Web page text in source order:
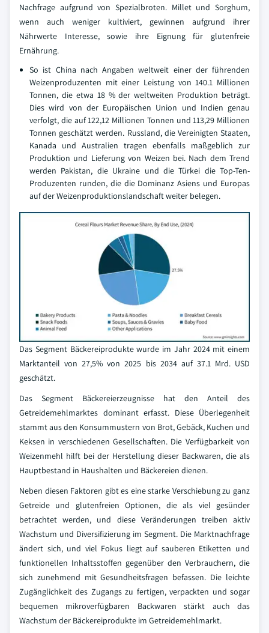
Nachfrage aufgrund von Spezialbroten. Millet und Sorghum,
wenn auch weniger kultiviert, gewinnen aufgrund ihrer
Nährwerte Interesse, sowie ihre Eignung für glutenfreie
Ernährung.
So ist China nach Angaben weltweit einer der führenden
Weizenproduzenten mit einer Leistung von 140.1 Millionen
Tonnen, die etwa 18 % der weltweiten Produktion beträgt.
Dies wird von der Europäischen Union und Indien genau
verfolgt, die auf 122,12 Millionen Tonnen und 113,29 Millionen
Tonnen geschätzt werden. Russland, die Vereinigten Staaten,
Kanada und Australien tragen ebenfalls maßgeblich zur
Produktion und Lieferung von Weizen bei. Nach dem Trend
werden Pakistan, die Ukraine und die Türkei die Top-Ten-
Produzenten runden, die die Dominanz Asiens und Europas
auf der Weizenproduktionslandschaft weiter belegen.
Das Segment Bäckereiprodukte wurde im Jahr 2024 mit einem
Marktanteil von 27,5% von 2025 bis 2034 auf 37.1 Mrd. USD
geschätzt.
Das Segment Bäckereierzeugnisse hat den Anteil des
Getreidemehlmarktes dominant erfasst. Diese Überlegenheit
stammt aus den Konsummustern von Brot, Gebäck, Kuchen und
Keksen in verschiedenen Gesellschaften. Die Verfügbarkeit von
Weizenmehl hilft bei der Herstellung dieser Backwaren, die als
Hauptbestand in Haushalten und Bäckereien dienen.
Neben diesen Faktoren gibt es eine starke Verschiebung zu ganz
Getreide und glutenfreien Optionen, die als viel gesünder
betrachtet werden, und diese Veränderungen treiben aktiv
Wachstum und Diversifizierung im Segment. Die Marktnachfrage
ändert sich, und viel Fokus liegt auf sauberen Etiketten und
funktionellen Inhaltsstoffen gegenüber den Verbrauchern, die
sich zunehmend mit Gesundheitsfragen befassen. Die leichte
Zugänglichkeit des Zugangs zu fertigen, verpackten und sogar
bequemen mikroverfügbaren Backwaren stärkt auch das
Wachstum der Bäckereiprodukte im Getreidemehlmarkt.